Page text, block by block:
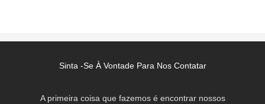
Sinta -se À Vontade Para Nos Contatar
A primeira coisa que fazemos é encontrar nossos